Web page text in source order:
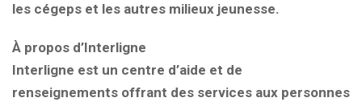
les cégeps et les autres milieux jeunesse.
À propos d’Interligne
Interligne est un centre d’aide et de
renseignements offrant des services aux personnes